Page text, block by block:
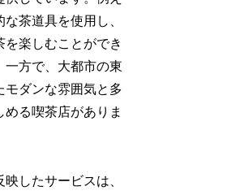
茶道具を使用し、
楽しむことができ
一方で、大都市の東
モダンな雰囲気と多
る喫茶店がありま
したサービスは、